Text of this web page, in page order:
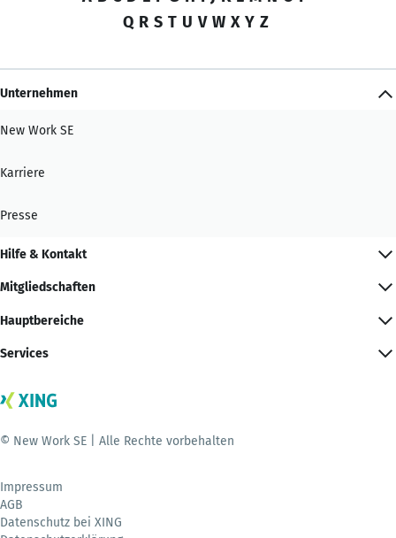
Q R S T U V W X Y Z
Unternehmen
New Work SE
Karriere
Presse
Hilfe & Kontakt
Mitgliedschaften
Hauptbereiche
Services
© New Work SE | Alle Rechte vorbehalten
Impressum
AGB
Datenschutz bei XING